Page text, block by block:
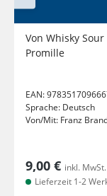
Von Whisky
Promille
EAN:
Sprache: Deutsch
Von/Mit: Franz
9,00 € inkl. MwSt.
Lieferzeit 1-2